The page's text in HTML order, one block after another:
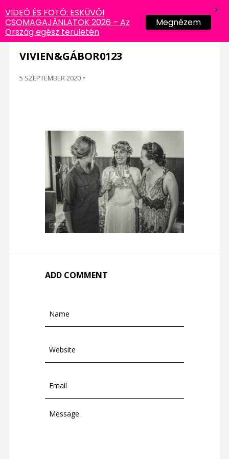
VIVIEN&GÁBOR0123
5 SZEPTEMBER 2020 -
ADD COMMENT
VIDEÓ ÉS FOTÓ: ESKÜVŐI
CSOMAGAJÁNLATOK 2026 – Az
Ország egész területén
Megnézem
X